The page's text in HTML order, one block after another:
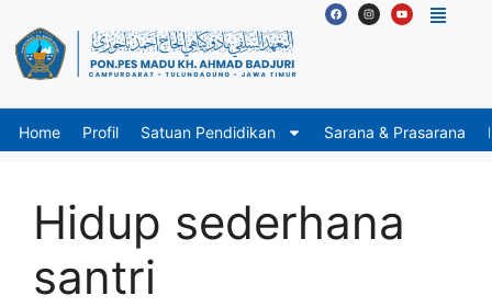
Home Profil Satuan Pendidikan Sarana & Prasarana
Hidup sederhana
santri